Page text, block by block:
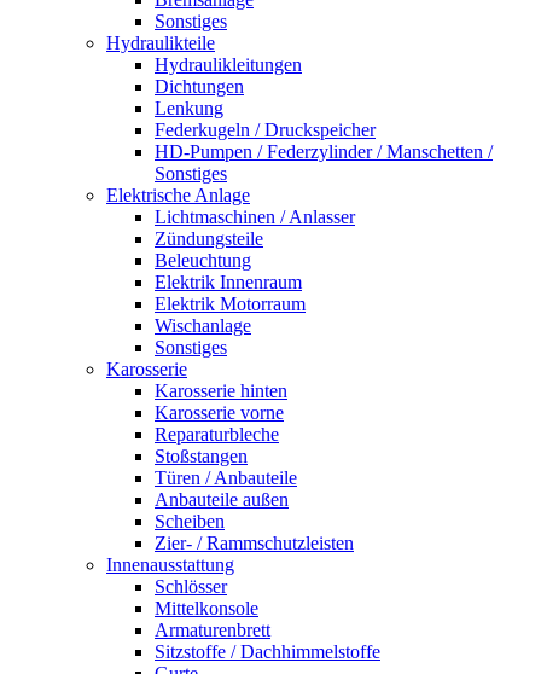
Sonstiges
Hydraulikteile
Hydraulikleitungen
Dichtungen
Lenkung
Federkugeln / Druckspeicher
HD-Pumpen / Federzylinder / Manschetten /
Sonstiges
Elektrische Anlage
Lichtmaschinen / Anlasser
Zündungsteile
Beleuchtung
Elektrik Innenraum
Elektrik Motorraum
Wischanlage
Sonstiges
Karosserie
Karosserie hinten
Karosserie vorne
Reparaturbleche
Stoßstangen
Türen / Anbauteile
Anbauteile außen
Scheiben
Zier- / Rammschutzleisten
Innenausstattung
Schlösser
Mittelkonsole
Armaturenbrett
Sitzstoffe / Dachhimmelstoffe